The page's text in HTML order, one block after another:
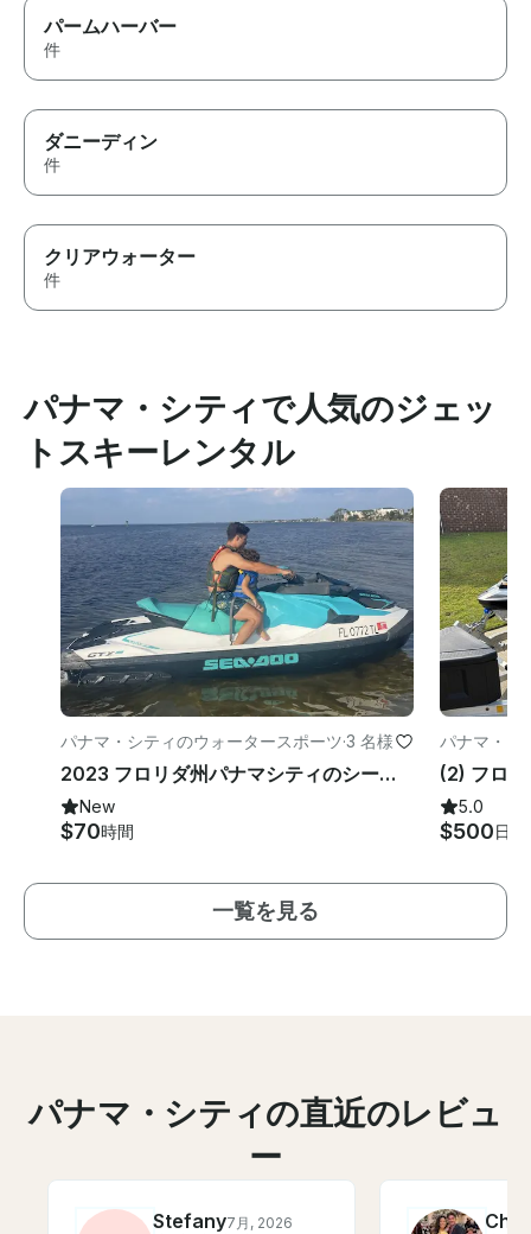
パームハーバー
件
ダニーディン
件
クリアウォーター
件
パナマ・シティで人気のジェッ
トスキーレンタル
パナマ・シティのウォータースポーツ·3 名様
2023 フロリダ州パナマシティのシードゥー GTX プロ 130 ジェットスキー
New
$70時間
パナマ・シ
5.0
$500日
一覧を見る
パナマ・シティの直近のレビュ
ー
Stefany7月, 2026